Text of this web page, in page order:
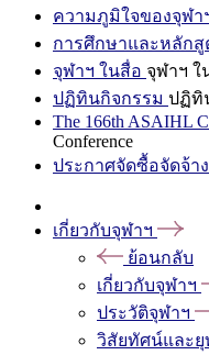
ความภูมิใจของจุฬา
การศึกษาและหลักสู
จุฬาฯ ในสื่อ จุฬาฯ ใ
ปฏิทินกิจกรรม ปฏิทิ
The 166th ASAIHL
Conference
ประกาศจัดซื้อจัดจ้าง
เกี่ยวกับจุฬาฯ
ย้อนกลับ
เกี่ยวกับจุฬาฯ
ประวัติจุฬาฯ
วิสัยทัศน์และยุ